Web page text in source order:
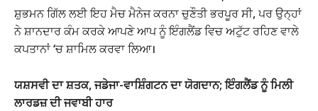
ਸ਼ੁਭਮਨ ਗਿੱਲ ਲਈ ਇਹ ਮੈਚ ਮੈਨੇਜ ਕਰਨਾ ਚੁਣੌਤੀ ਭਰਪੂਰ ਸੀ, ਪਰ ਉਨ੍ਹਾਂ
ਨੇ ਸ਼ਾਨਦਾਰ ਕੰਮ ਕਰਕੇ ਆਪਣੇ ਆਪ ਨੂੰ ਇੰਗਲੈਂਡ ਵਿਚ ਅਟੁੱਟ ਰਹਿਣ ਵਾਲੇ
ਕਪਤਾਨਾਂ ‘ਚ ਸ਼ਾਮਿਲ ਕਰਵਾ ਲਿਆ।
ਯਸ਼ਸਵੀ ਦਾ ਸ਼ਤਕ, ਜਡੇਜਾ-ਵਾਸ਼ਿੰਗਟਨ ਦਾ ਯੋਗਦਾਨ; ਇੰਗਲੈਂਡ ਨੂੰ ਮਿਲੀ
ਲਾਰਡਜ਼ ਦੀ ਜਵਾਬੀ ਹਾਰ